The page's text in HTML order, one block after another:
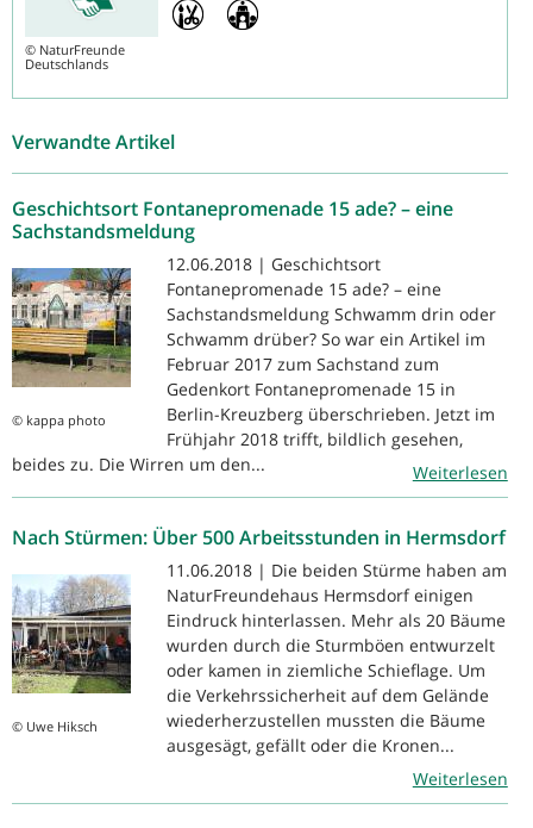
© NaturFreunde
Deutschlands
Verwandte Artikel
Geschichtsort Fontanepromenade 15 ade? – eine
Sachstandsmeldung
© kappa photo
12.06.2018 | Geschichtsort
Fontanepromenade 15 ade? – eine
Sachstandsmeldung Schwamm drin oder
Schwamm drüber? So war ein Artikel im
Februar 2017 zum Sachstand zum
Gedenkort Fontanepromenade 15 in
Berlin-Kreuzberg überschrieben. Jetzt im
Frühjahr 2018 trifft, bildlich gesehen,
beides zu. Die Wirren um den...
Weiterlesen
Nach Stürmen: Über 500 Arbeitsstunden in Hermsdorf
© Uwe Hiksch
11.06.2018 | Die beiden Stürme haben am
NaturFreundehaus Hermsdorf einigen
Eindruck hinterlassen. Mehr als 20 Bäume
wurden durch die Sturmböen entwurzelt
oder kamen in ziemliche Schieflage. Um
die Verkehrssicherheit auf dem Gelände
wiederherzustellen mussten die Bäume
ausgesägt, gefällt oder die Kronen...
Weiterlesen